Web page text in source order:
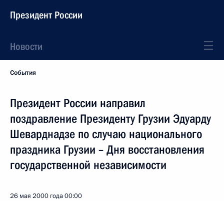
Президент России
Новости
События
Президент России направил
поздравление Президенту Грузии Эдуарду
Шеварднадзе по случаю национального
праздника Грузии – Дня восстановления
государственной независимости
26 мая 2000 года00:00